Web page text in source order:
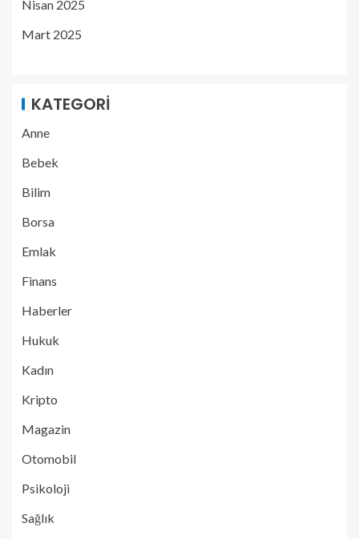
Nisan 2025
Mart 2025
KATEGORI
Anne
Bebek
Bilim
Borsa
Emlak
Finans
Haberler
Hukuk
Kadın
Kripto
Magazin
Otomobil
Psikoloji
Sağlık